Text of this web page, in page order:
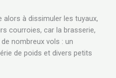
à dissimuler les tuyaux,
courroies, car la brasserie,
nombreux vols : un
de poids et divers petits